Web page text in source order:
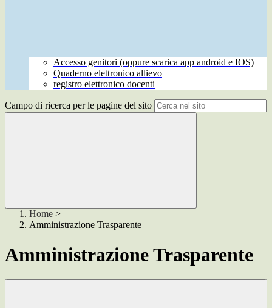
Accesso genitori (oppure scarica app android e IOS)
Quaderno elettronico allievo
registro elettronico docenti
Campo di ricerca per le pagine del sito
Home >
Amministrazione Trasparente
Amministrazione Trasparente